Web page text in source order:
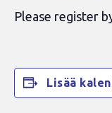
Please register
Lisää